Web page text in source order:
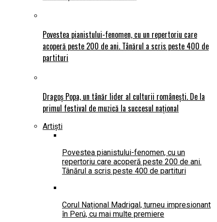
Povestea pianistului-fenomen, cu un repertoriu care
acoperă peste 200 de ani. Tânărul a scris peste 400 de
partituri
Dragoș Popa, un tânăr lider al culturii românești. De la
primul festival de muzică la succesul național
Artiști
Povestea pianistului-fenomen, cu un
repertoriu care acoperă peste 200 de ani.
Tânărul a scris peste 400 de partituri
Corul Național Madrigal, turneu impresionant
în Perú, cu mai multe premiere